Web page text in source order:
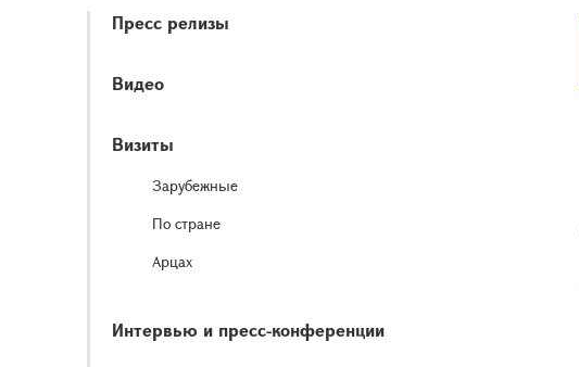
Пресс релизы
Видео
Визиты
Зарубежные
По стране
Арцах
Интервью и пресс-конференции